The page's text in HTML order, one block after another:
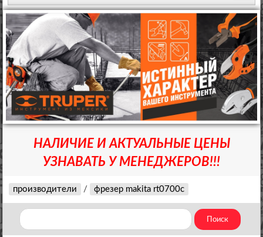
НАЛИЧИЕ И АКТУАЛЬНЫЕ ЦЕНЫ
УЗНАВАТЬ У МЕНЕДЖЕРОВ!!!
производители / фрезер makita rt0700c